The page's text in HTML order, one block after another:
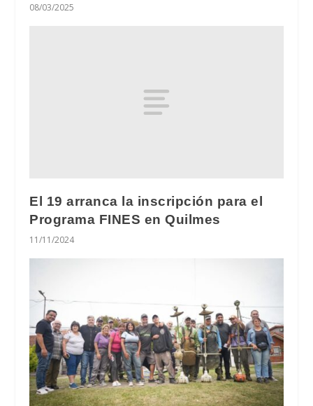
08/03/2025
El 19 arranca la inscripción para el
Programa FINES en Quilmes
11/11/2024